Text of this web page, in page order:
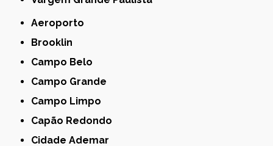
Aeroporto
Brooklin
Campo Belo
Campo Grande
Campo Limpo
Capão Redondo
Cidade Ademar